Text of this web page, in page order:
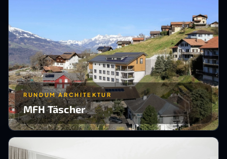
RUNDUM ARCHITEKTUR
MFH Täscher